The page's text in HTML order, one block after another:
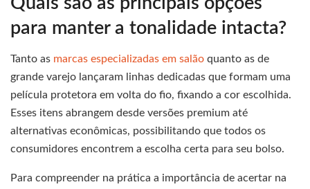
para manter a tonalidade intacta?
Tanto as marcas especializadas em salão quanto as de
grande varejo lançaram linhas dedicadas que formam uma
película protetora em volta do fio, fixando a cor escolhida.
Esses itens abrangem desde versões premium até
alternativas econômicas, possibilitando que todos os
consumidores encontrem a escolha certa para seu bolso.
Para compreender na prática a importância de acertar na